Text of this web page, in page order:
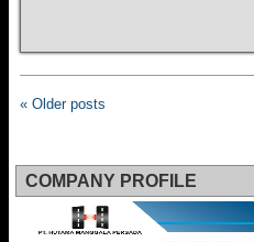
« Older posts
COMPANY PROFILE